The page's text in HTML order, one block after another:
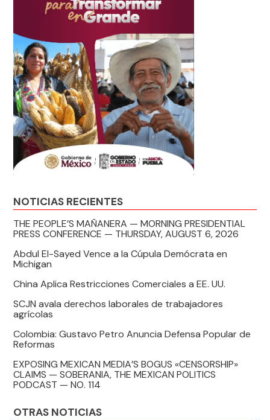
NOTICIAS RECIENTES
THE PEOPLE’S MAÑANERA — MORNING PRESIDENTIAL
PRESS CONFERENCE — THURSDAY, AUGUST 6, 2026
Abdul El-Sayed Vence a la Cúpula Demócrata en
Michigan
China Aplica Restricciones Comerciales a EE. UU.
SCJN avala derechos laborales de trabajadores
agrícolas
Colombia: Gustavo Petro Anuncia Defensa Popular de
Reformas
EXPOSING MEXICAN MEDIA’S BOGUS «CENSORSHIP»
CLAIMS — SOBERANIA, THE MEXICAN POLITICS
PODCAST — NO. 114
OTRAS NOTICIAS